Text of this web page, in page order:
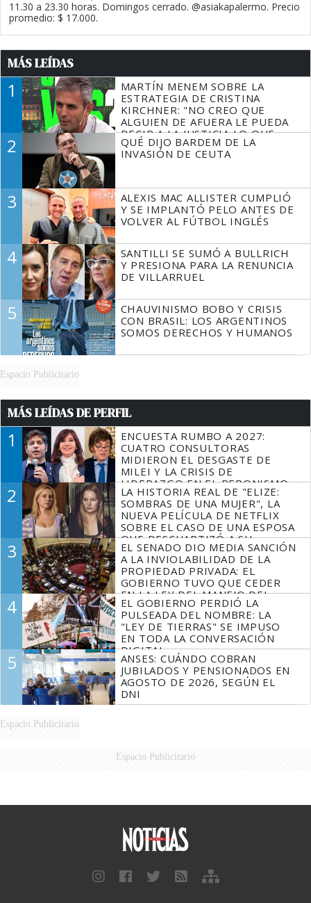
11.30 a 23.30 horas. Domingos cerrado. @asiakapalermo. Precio
promedio: $ 17.000.
MÁS LEÍDAS
1
MARTÍN MENEM SOBRE LA
ESTRATEGIA DE CRISTINA
KIRCHNER: "NO CREO QUE
ALGUIEN DE AFUERA LE PUEDA
DECIR A LA JUSTICIA LO QUE
TIENE QUE HACER"
2
QUÉ DIJO BARDEM DE LA
INVASIÓN DE CEUTA
3
ALEXIS MAC ALLISTER CUMPLIÓ
Y SE IMPLANTÓ PELO ANTES DE
VOLVER AL FÚTBOL INGLÉS
4
SANTILLI SE SUMÓ A BULLRICH
Y PRESIONA PARA LA RENUNCIA
DE VILLARRUEL
5
CHAUVINISMO BOBO Y CRISIS
CON BRASIL: LOS ARGENTINOS
SOMOS DERECHOS Y HUMANOS
Espacio Publicitario
MÁS LEÍDAS DE PERFIL
1
ENCUESTA RUMBO A 2027:
CUATRO CONSULTORAS
MIDIERON EL DESGASTE DE
MILEI Y LA CRISIS DE
LIDERAZGO EN EL PERONISMO
2
LA HISTORIA REAL DE "ELIZE:
SOMBRAS DE UNA MUJER", LA
NUEVA PELÍCULA DE NETFLIX
SOBRE EL CASO DE UNA ESPOSA
QUE DESCUARTIZÓ A SU
MARIDO
3
EL SENADO DIO MEDIA SANCIÓN
A LA INVIOLABILIDAD DE LA
PROPIEDAD PRIVADA: EL
GOBIERNO TUVO QUE CEDER
EN LA LEY DEL MANEJO DEL
FUEGO
4
EL GOBIERNO PERDIÓ LA
PULSEADA DEL NOMBRE: LA
"LEY DE TIERRAS" SE IMPUSO
EN TODA LA CONVERSACIÓN
DIGITAL
5
ANSES: CUÁNDO COBRAN
JUBILADOS Y PENSIONADOS EN
AGOSTO DE 2026, SEGÚN EL
DNI
Espacio Publicitario
Espacio Publicitario